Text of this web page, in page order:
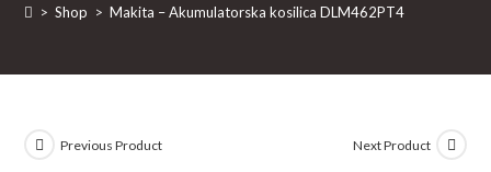
> Shop > Makita – Akumulatorska kosilica DLM462PT4
Previous Product Next Product